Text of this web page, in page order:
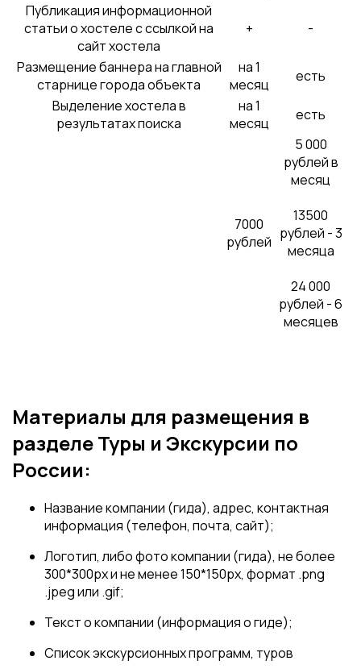
Публикация информационной
статьи о хостеле с ссылкой на
сайт хостела
+ -
Размещение баннера на главной
старнице города объекта
на 1
месяц
есть
Выделение хостела в
результатах поиска
на 1
месяц
есть
7000
рублей
5 000
рублей в
месяц
13500
рублей - 3
месяца
24 000
рублей - 6
месяцев
Материалы для размещения в
разделе Туры и Экскурсии по
России:
Название компании (гида), адрес, контактная
информация (телефон, почта, сайт);
Логотип, либо фото компании (гида), не более
300*300px и не менее 150*150px, формат .png
.jpeg или .gif;
Текст о компании (информация о гиде);
Список экскурсионных программ, туров